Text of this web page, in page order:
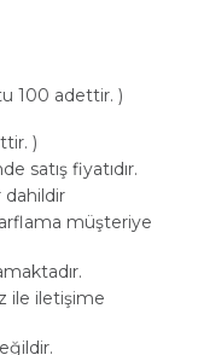
100 adettir. )
)
satış fiyatıdır.
dahildir
müşteriye
ile iletişime